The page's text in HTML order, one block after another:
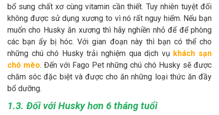
bổ sung chất xơ cùng vitamin cần thiết. Tuy nhiên tuyệt đối
không được sử dụng xương to vì nó rất nguy hiểm. Nếu bạn
muốn cho Husky ăn xương thì hãy nghiền nhỏ để để phòng
các bạn ấy bị hóc. Với gian đoạn này thì bạn có thể cho
những chú chó Husky trải nghiệm qua dịch vụ khách sạn
chó mèo. Đến với Fago Pet những chú chó Husky sẽ được
chăm sóc đặc biệt và được cho ăn những loại thức ăn đầy
bổ dưỡng.
1.3. Đối với Husky hơn 6 tháng tuổi